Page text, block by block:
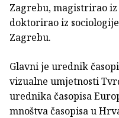
Zagrebu, magistrirao
doktorirao iz
Zagrebu.
Glavni je urednik
vizualne umjetnosti
urednika časopisa
mnoštva časopisa u